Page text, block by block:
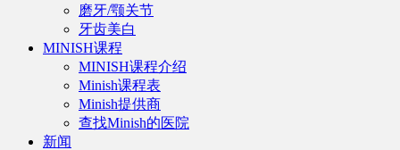
磨牙/颚关节
牙齿美白
MINISH课程
MINISH课程介绍
Minish课程表
Minish提供商
查找Minish的医院
新闻